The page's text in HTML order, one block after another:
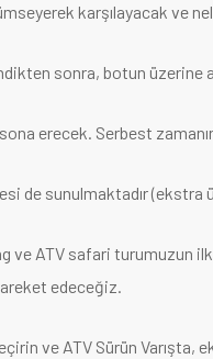
karşılayacak ve
sonra, botun üzerine
erecek. Serbest
de sunulmaktadır
ve ATV safari turumuzun ilk
edeceğiz.
ve ATV Sürün Varışta,